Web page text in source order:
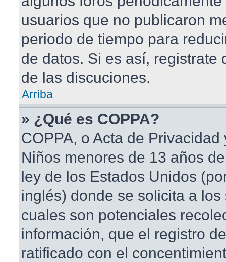
usuarios que no publicaron
periodo de tiempo para
de datos. Si es así, registrate
de las discuciones.
Arriba
» ¿Qué es COPPA?
COPPA, o Acta de
Niños menores de 13 años
ley de los Estados Unidos
inglés) donde se solicita a
cuales son potenciales
información, que el registro
ratificado con el